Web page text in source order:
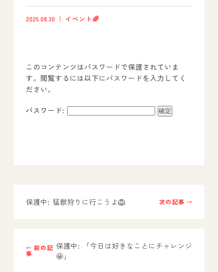
事業所のご案内
－ オールピース宗像事業所
－ オールピース福津事業所
スタッフブログ
－ 福津事業所のブログ
－ 春日事業所のブログ
2025.08.30 イベント🌈
このコンテンツはパスワードで保護されていま
す。閲覧するには以下にパスワードを入力してく
ださい。
パスワード:
次の記事 →
保護中: 猛獣狩りに行こうよ🦁
← 前の記
事
保護中: 「今日は好きなことにチャレンジ
🤩」